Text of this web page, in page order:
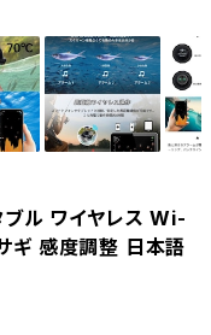
ル ワイヤレス Wi-
ギ 感度調整 日本語